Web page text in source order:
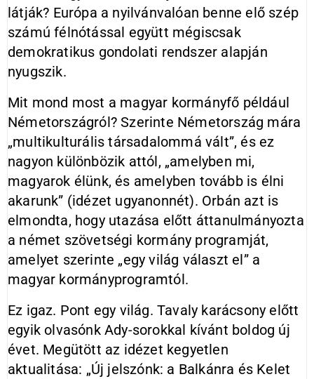
látják? Európa a nyilvánvalóan benne elő szép
számú félnótással együtt mégiscsak
demokratikus gondolati rendszer alapján
nyugszik.
Mit mond most a magyar kormányfő például
Németországról? Szerinte Németország mára
„multikulturális társadalommá vált”, és ez
nagyon különbözik attól, „amelyben mi,
magyarok élünk, és amelyben tovább is élni
akarunk” (idézet ugyanonnét). Orbán azt is
elmondta, hogy utazása előtt áttanulmányozta
a német szövetségi kormány programját,
amelyet szerinte „egy világ választ el” a
magyar kormányprogramtól.
Ez igaz. Pont egy világ. Tavaly karácsony előtt
egyik olvasónk Ady-sorokkal kívánt boldog új
évet. Megütött az idézet kegyetlen
aktualitása: „Új jelszónk: a Balkánra és Kelet